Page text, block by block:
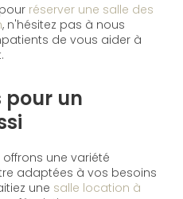
réserver une salle des
, n'hésitez pas à nous
de vous aider à
pour un
offrons une variété
adaptées à vos besoins
une salle location à